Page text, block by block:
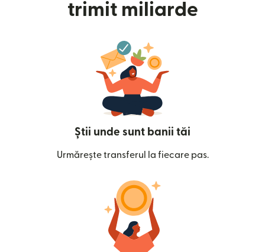
trimit miliarde
Știi unde sunt banii tăi
Urmărește transferul la fiecare pas.